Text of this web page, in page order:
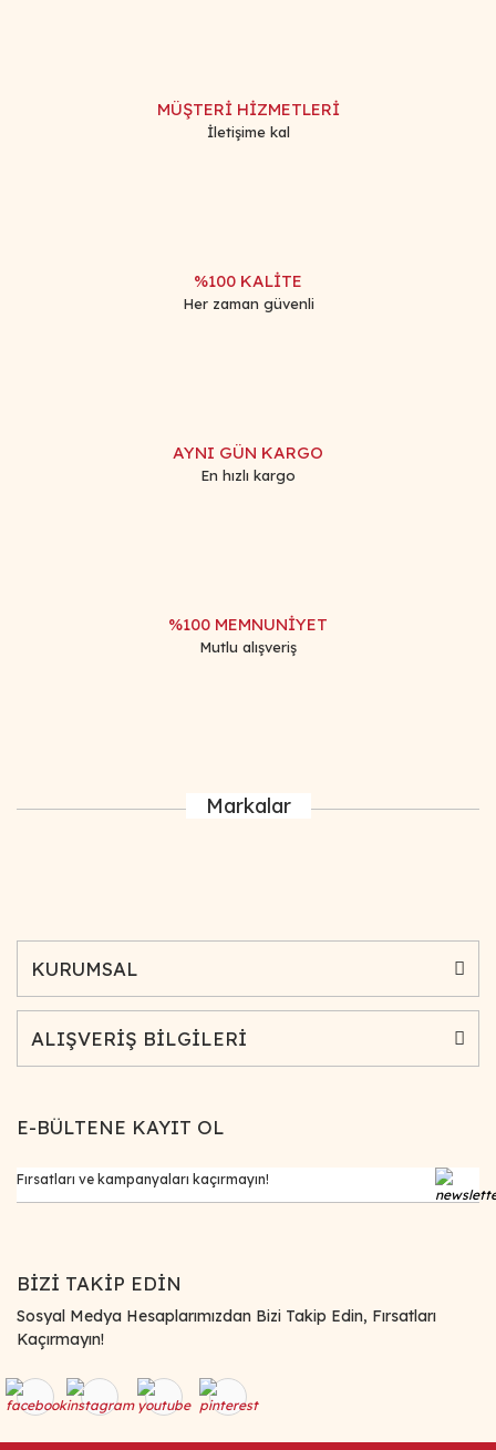
Ürün bilgilerinde hatalar bulunuyor.
MÜŞTERİ HİZMETLERİ
İletişime kal
%100 KALİTE
Her zaman güvenli
AYNI GÜN KARGO
En hızlı kargo
%100 MEMNUNİYET
Mutlu alışveriş
Markalar
KURUMSAL
ALIŞVERİŞ BİLGİLERİ
E-BÜLTENE KAYIT OL
BİZİ TAKİP EDİN
Sosyal Medya Hesaplarımızdan Bizi Takip Edin, Fırsatları
Kaçırmayın!